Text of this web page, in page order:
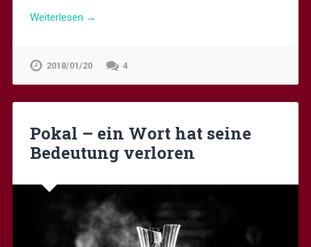
Weiterlesen →
2018/01/20 4
Pokal – ein Wort hat seine
Bedeutung verloren